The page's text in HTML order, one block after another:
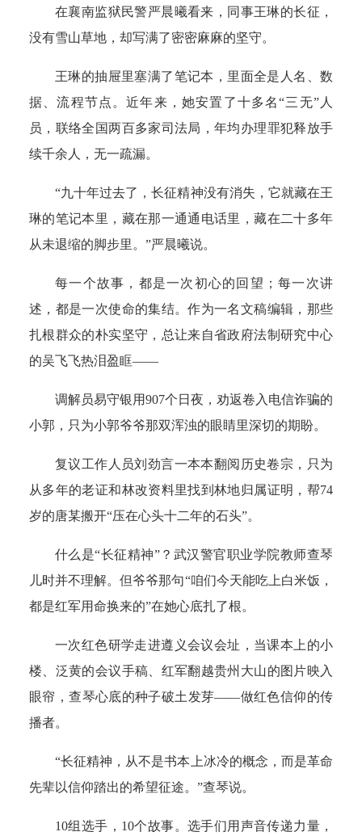
在襄南监狱民警严晨曦看来，同事王琳的长征，
没有雪山草地，却写满了密密麻麻的坚守。
王琳的抽屉里塞满了笔记本，里面全是人名、数
据、流程节点。近年来，她安置了十多名“三无”人
员，联络全国两百多家司法局，年均办理罪犯释放手
续千余人，无一疏漏。
“九十年过去了，长征精神没有消失，它就藏在王
琳的笔记本里，藏在那一通通电话里，藏在二十多年
从未退缩的脚步里。”严晨曦说。
每一个故事，都是一次初心的回望；每一次讲
述，都是一次使命的集结。作为一名文稿编辑，那些
扎根群众的朴实坚守，总让来自省政府法制研究中心
的吴飞飞热泪盈眶——
调解员易守银用907个日夜，劝返卷入电信诈骗的
小郭，只为小郭爷爷那双浑浊的眼睛里深切的期盼。
复议工作人员刘劲言一本本翻阅历史卷宗，只为
从多年的老证和林改资料里找到林地归属证明，帮74
岁的唐某搬开“压在心头十二年的石头”。
什么是“长征精神”？武汉警官职业学院教师查琴
儿时并不理解。但爷爷那句“咱们今天能吃上白米饭，
都是红军用命换来的”在她心底扎了根。
一次红色研学走进遵义会议会址，当课本上的小
楼、泛黄的会议手稿、红军翻越贵州大山的图片映入
眼帘，查琴心底的种子破土发芽——做红色信仰的传
播者。
“长征精神，从不是书本上冰冷的概念，而是革命
先辈以信仰踏出的希望征途。”查琴说。
10组选手，10个故事。选手们用声音传递力量，